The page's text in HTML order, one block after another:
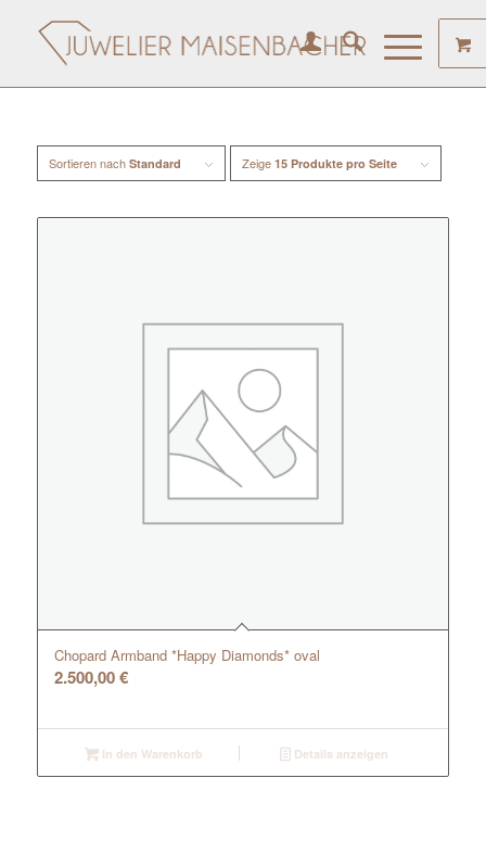
Sortieren nach Standard Zeige 15 Produkte pro Seite
Chopard Armband *Happy Diamonds* oval
2.500,00€
In den Warenkorb Details anzeigen